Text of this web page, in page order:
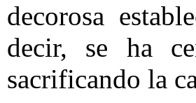
decorosa
decir, se ha
sacrificando la